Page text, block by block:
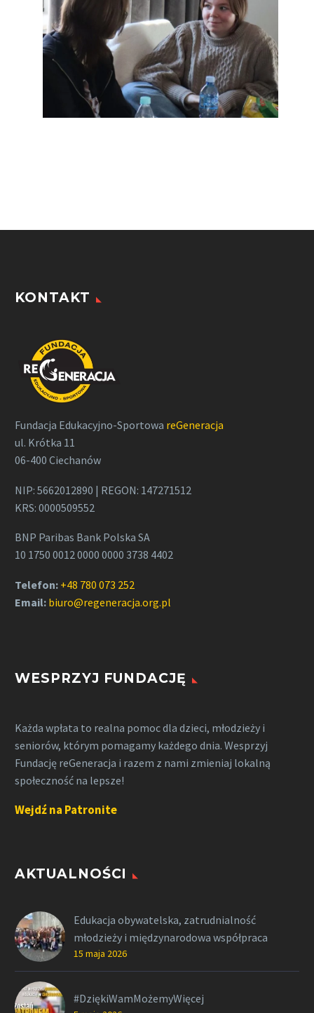
KONTAKT
Fundacja Edukacyjno-Sportowa reGeneracja
ul. Krótka 11
06-400 Ciechanów
NIP: 5662012890 | REGON: 147271512
KRS: 0000509552
BNP Paribas Bank Polska SA
10 1750 0012 0000 0000 3738 4402
Telefon: +48 780 073 252
Email: biuro@regeneracja.org.pl
WESPRZYJ FUNDACJĘ
Każda wpłata to realna pomoc dla dzieci, młodzieży i
seniorów, którym pomagamy każdego dnia. Wesprzyj
Fundację reGeneracja i razem z nami zmieniaj lokalną
społeczność na lepsze!
Wejdź na Patronite
AKTUALNOŚCI
Edukacja obywatelska, zatrudnialność
młodzieży i międzynarodowa współpraca
15 maja 2026
#DziękiWamMożemyWięcej